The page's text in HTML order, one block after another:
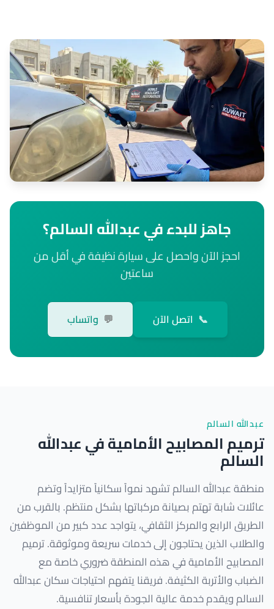
جاهز للبدء في عبدالله السالم؟
احجز الآن واحصل على سيارة نظيفة في أقل من
ساعتين
📞 اتصل الآن 💬 واتساب
عبدالله السالم
ترميم المصابيح الأمامية في عبدالله
السالم
منطقة عبدالله السالم تشهد نمواً سكانياً متزايداً وتضم
عائلات شابة تهتم بصيانة مركباتها بشكل منتظم. بالقرب من
الطريق الرابع والمركز الثقافي، يتواجد عدد كبير من الموظفين
والطلاب الذين يحتاجون إلى خدمات سريعة وموثوقة. ترميم
المصابيح الأمامية في هذه المنطقة ضروري خاصة مع
الضباب والأتربة الكثيفة. فريقنا يتفهم احتياجات سكان عبدالله
السالم ويقدم خدمة عالية الجودة بأسعار تنافسية.